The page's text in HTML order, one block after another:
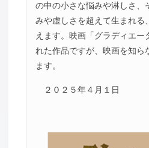
の中の小さな悩みや淋しさ、
みや虚しさを超えて生まれる
えます。映画「グラディエー
れた作品ですが、映画を知ら
ます。
２０２５年４月１日